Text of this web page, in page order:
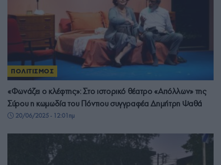
ΠΟΛΙΤΙΣΜΟΣ
«Φωνάζει ο κλέφτης»: Στο ιστορικό θέατρο «Απόλλων» της
Σύρου η κωμωδία του Πόντιου συγγραφέα Δημήτρη Ψαθά
20/06/2025 - 12:01πμ